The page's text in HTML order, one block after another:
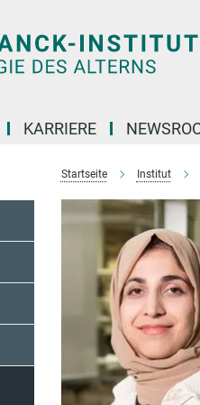
KARRIERE
Startseite Institut